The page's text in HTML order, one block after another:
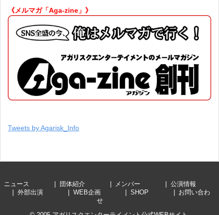
《メルマガ「Aga-zine」》
Tweets by Agarisk_Info
ニュース 団体紹介 メンバー
公演情報
外部出演
WEB企画 SHOP
お問い合わ
せ